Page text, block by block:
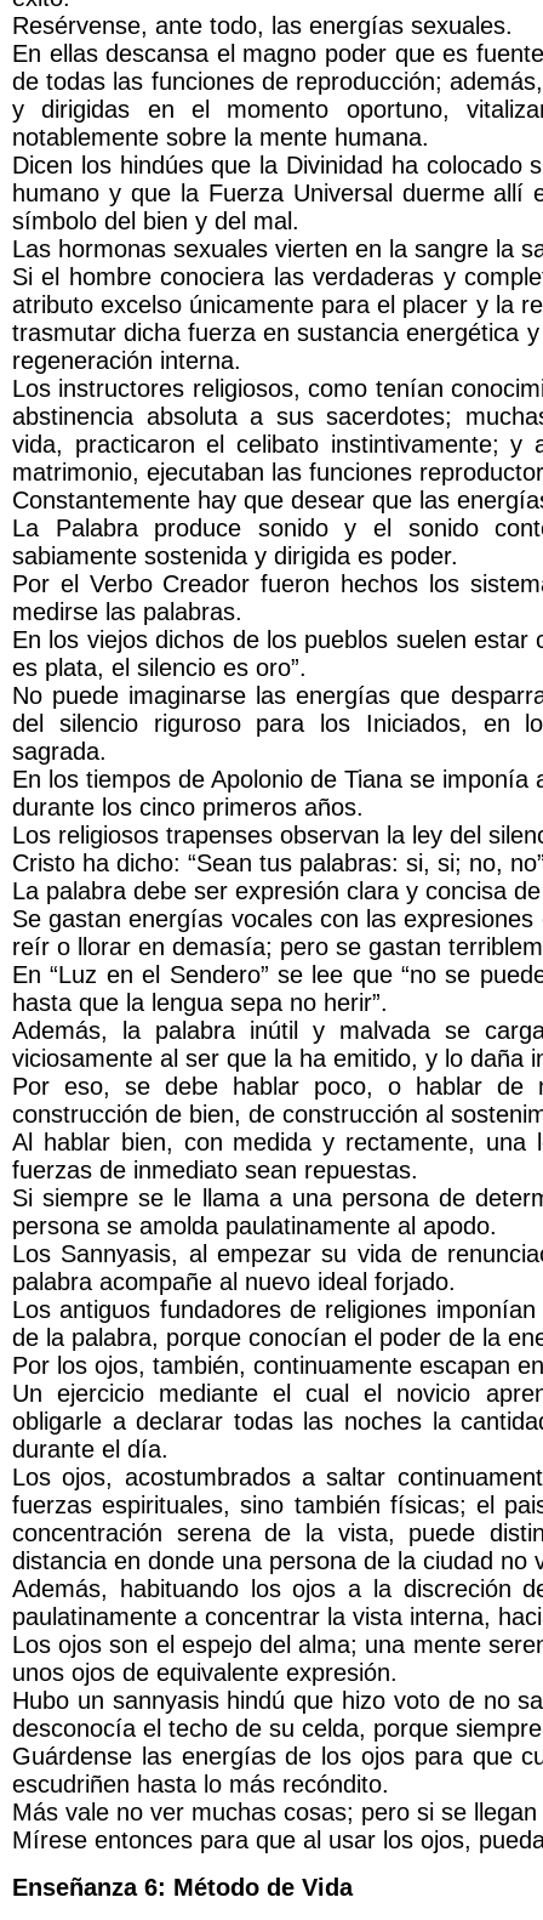
Resérvense, ante todo, las energías sexuales.
En ellas descansa el magno poder que es
de todas las funciones de reproducción;
y dirigidas en el momento oportuno,
notablemente sobre la mente humana.
Dicen los hindúes que la Divinidad ha colocado
humano y que la Fuerza Universal duerme allí
símbolo del bien y del mal.
Las hormonas sexuales vierten en la sangre la
Si el hombre conociera las verdaderas y
atributo excelso únicamente para el placer y la
trasmutar dicha fuerza en sustancia energética
regeneración interna.
Los instructores religiosos, como tenían
abstinencia absoluta a sus sacerdotes;
vida, practicaron el celibato instintivamente; y
matrimonio, ejecutaban las funciones
Constantemente hay que desear que las
La Palabra produce sonido y el sonido
sabiamente sostenida y dirigida es poder.
Por el Verbo Creador fueron hechos los
medirse las palabras.
En los viejos dichos de los pueblos suelen estar
es plata, el silencio es oro”.
No puede imaginarse las energías que
del silencio riguroso para los Iniciados, en
sagrada.
En los tiempos de Apolonio de Tiana se
durante los cinco primeros años.
Los religiosos trapenses observan la ley del
Cristo ha dicho: “Sean tus palabras: si, si; no,
La palabra debe ser expresión clara y concisa
Se gastan energías vocales con las
reír o llorar en demasía; pero se gastan
En “Luz en el Sendero” se lee que “no se
hasta que la lengua sepa no herir”.
Además, la palabra inútil y malvada se
viciosamente al ser que la ha emitido, y lo daña
Por eso, se debe hablar poco, o hablar de
construcción de bien, de construcción al
Al hablar bien, con medida y rectamente,
fuerzas de inmediato sean repuestas.
Si siempre se le llama a una persona de
persona se amolda paulatinamente al apodo.
Los Sannyasis, al empezar su vida de
palabra acompañe al nuevo ideal forjado.
Los antiguos fundadores de religiones
de la palabra, porque conocían el poder de la
Por los ojos, también, continuamente escapan
Un ejercicio mediante el cual el novicio
obligarle a declarar todas las noches la
durante el día.
Los ojos, acostumbrados a saltar
fuerzas espirituales, sino también físicas; el
concentración serena de la vista, puede
distancia en donde una persona de la ciudad no
Además, habituando los ojos a la discreción
paulatinamente a concentrar la vista interna,
Los ojos son el espejo del alma; una mente
unos ojos de equivalente expresión.
Hubo un sannyasis hindú que hizo voto de no
desconocía el techo de su celda, porque
Guárdense las energías de los ojos para que
escudriñen hasta lo más recóndito.
Más vale no ver muchas cosas; pero si se
Mírese entonces para que al usar los ojos,
Enseñanza 6: Método de Vida